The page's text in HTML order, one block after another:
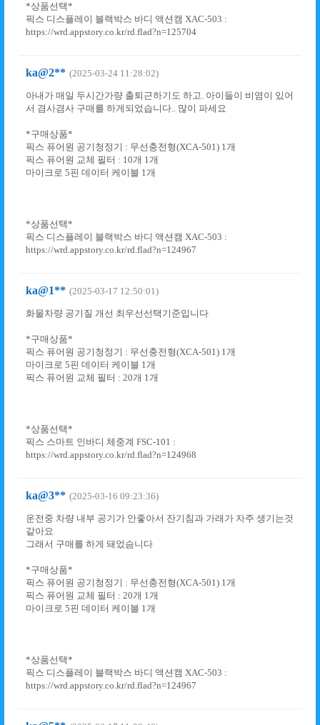
*상품선택*
픽스 디스플레이 블랙박스 바디 액션캠 XAC-503 :
https://wrd.appstory.co.kr/rd.flad?n=125704
ka@2** (2025-03-24 11:28:02)
아내가 매일 두시간가량 출퇴근하기도 하고. 아이들이 비염이 있어
서 겸사겸사 구매를 하게되었습니다.. 많이 파세요
*구매상품*
픽스 퓨어원 공기청정기 : 무선충전형(XCA-501) 1개
픽스 퓨어원 교체 필터 : 10개 1개
마이크로 5핀 데이터 케이블 1개
*상품선택*
픽스 디스플레이 블랙박스 바디 액션캠 XAC-503 :
https://wrd.appstory.co.kr/rd.flad?n=124967
ka@1** (2025-03-17 12:50:01)
화물차량 공기질 개선 최우선선택기준입니다
*구매상품*
픽스 퓨어원 공기청정기 : 무선충전형(XCA-501) 1개
마이크로 5핀 데이터 케이블 1개
픽스 퓨어원 교체 필터 : 20개 1개
*상품선택*
픽스 스마트 인바디 체중계 FSC-101 :
https://wrd.appstory.co.kr/rd.flad?n=124968
ka@3** (2025-03-16 09:23:36)
운전중 차량 내부 공기가 안좋아서 잔기침과 가래가 자주 생기는것
같아요
그래서 구매를 하게 돼었슴니다
*구매상품*
픽스 퓨어원 공기청정기 : 무선충전형(XCA-501) 1개
픽스 퓨어원 교체 필터 : 20개 1개
마이크로 5핀 데이터 케이블 1개
*상품선택*
픽스 디스플레이 블랙박스 바디 액션캠 XAC-503 :
https://wrd.appstory.co.kr/rd.flad?n=124967